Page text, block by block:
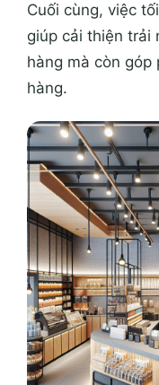
Cuối cùng, việc
giúp cải thiện trải
hàng mà còn
hàng.